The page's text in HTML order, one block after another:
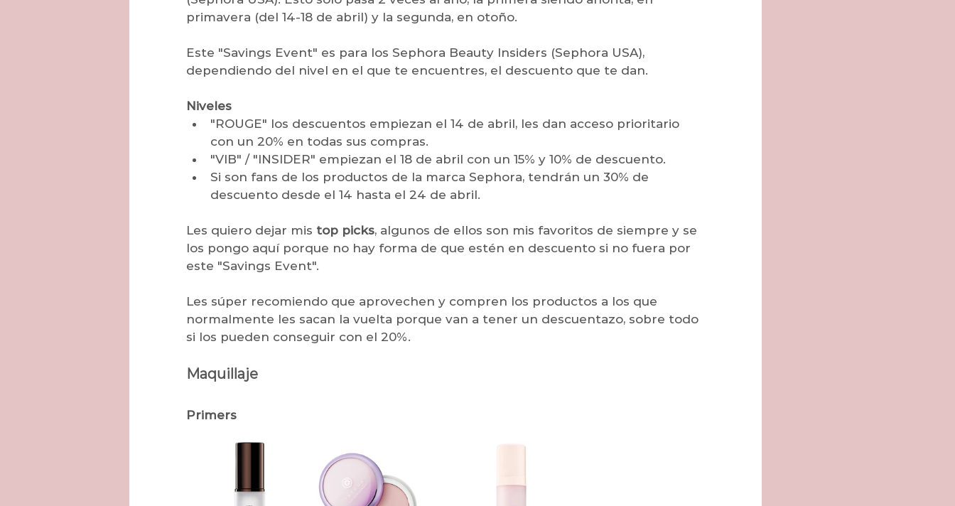
primavera (del 14-18 de abril) y la segunda, en otoño.
Este "Savings Event" es para los Sephora Beauty Insiders (Sephora USA),
dependiendo del nivel en el que te encuentres, el descuento que te dan.
Niveles
"ROUGE" los descuentos empiezan el 14 de abril, les dan acceso prioritario
con un 20% en todas sus compras.
"VIB" / "INSIDER" empiezan el 18 de abril con un 15% y 10% de descuento.
Si son fans de los productos de la marca Sephora, tendrán un 30% de
descuento desde el 14 hasta el 24 de abril.
Les quiero dejar mis top picks, algunos de ellos son mis favoritos de siempre y se
los pongo aquí porque no hay forma de que estén en descuento si no fuera por
este "Savings Event".
Les súper recomiendo que aprovechen y compren los productos a los que
normalmente les sacan la vuelta porque van a tener un descuentazo, sobre todo
si los pueden conseguir con el 20%.
Maquillaje
Primers